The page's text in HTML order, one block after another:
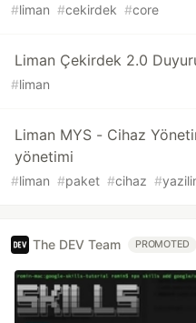
#liman #cekirdek #core
Liman Çekirdek 2.0
#liman
Liman MYS - Cihaz
yönetimi
#liman #paket #cihaz #
The DEV Team PROMOTED